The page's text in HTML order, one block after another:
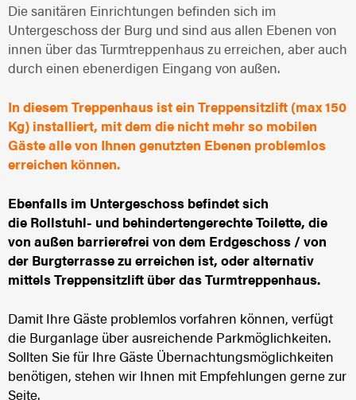
Die sanitären Einrichtungen befinden sich im
Untergeschoss der Burg und sind aus allen Ebenen von
innen über das Turmtreppenhaus zu erreichen, aber auch
durch einen ebenerdigen Eingang von außen.
In diesem Treppenhaus ist ein Treppensitzlift (max 150
Kg) installiert, mit dem die nicht mehr so mobilen
Gäste alle von Ihnen genutzten Ebenen problemlos
erreichen können.
Ebenfalls im Untergeschoss befindet sich
die Rollstuhl- und behindertengerechte Toilette, die
von außen barrierefrei von dem Erdgeschoss / von
der Burgterrasse zu erreichen ist, oder alternativ
mittels Treppensitzlift über das Turmtreppenhaus.
Damit Ihre Gäste problemlos vorfahren können, verfügt
die Burganlage über ausreichende Parkmöglichkeiten.
Sollten Sie für Ihre Gäste Übernachtungsmöglichkeiten
benötigen, stehen wir Ihnen mit Empfehlungen gerne zur
Seite.